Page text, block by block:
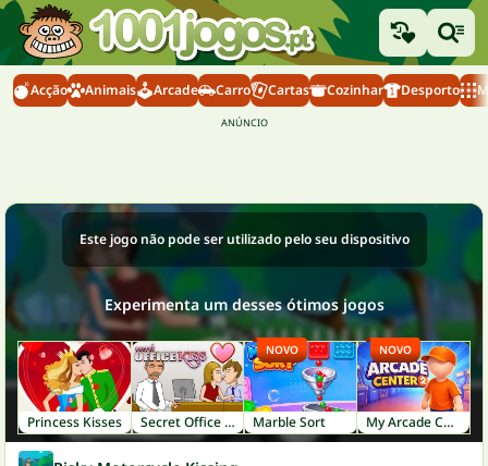
Acção Animais Arcade Carro Cartas Cozinhar Desporto
Este jogo não pode ser utilizado pelo seu dispositivo
Experimenta um desses ótimos jogos
Princess Kisses Secret Office Kissing Marble Sort
NOVO
My Arcade Center 2
NOVO